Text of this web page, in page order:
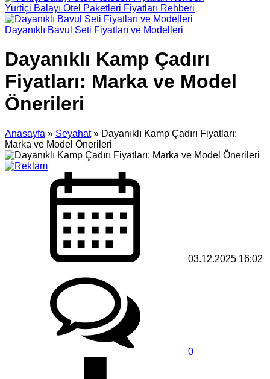
Yurtiçi Balayı Otel Paketleri Fiyatları Rehberi
Dayanıklı Bavul Seti Fiyatları ve Modelleri
Dayanıklı Kamp Çadırı
Fiyatları: Marka ve Model
Önerileri
Anasayfa » Seyahat » Dayanıklı Kamp Çadırı Fiyatları:
Marka ve Model Önerileri
03.12.2025 16:02
0